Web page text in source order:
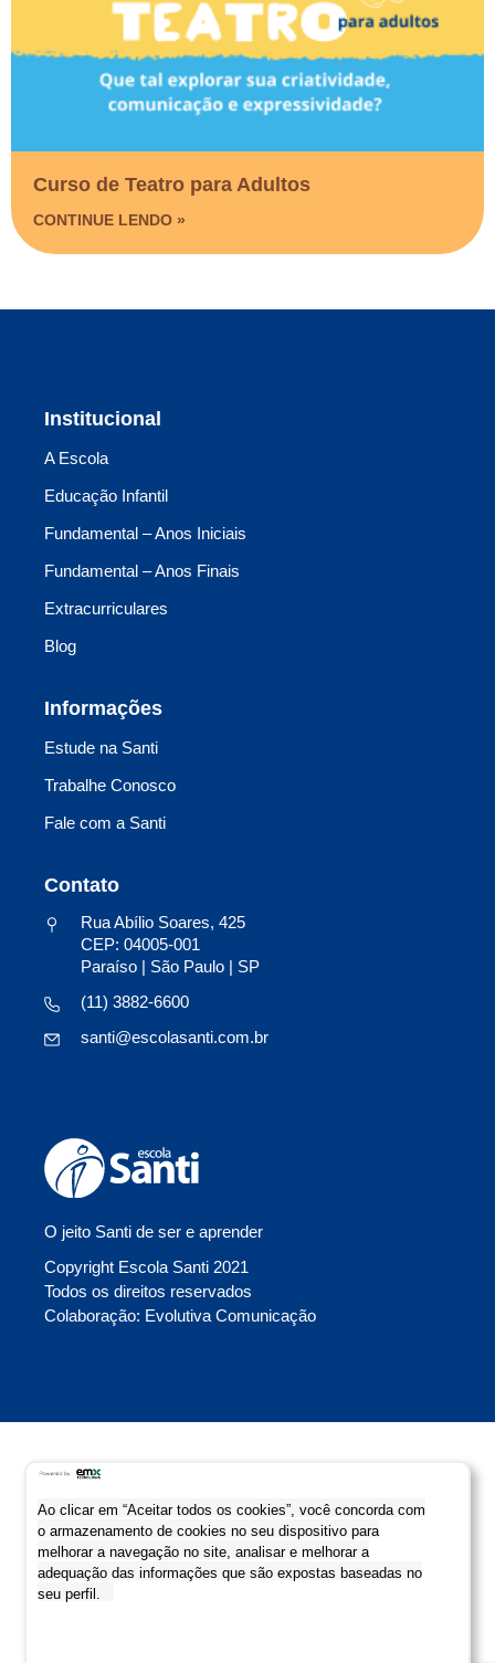
Curso de Teatro para Adultos
CONTINUE LENDO »
O jeito Santi de ser e aprender
Copyright Escola Santi 2021
Todos os direitos reservados
Colaboração: Evolutiva Comunicação
Institucional
A Escola
Educação Infantil
Fundamental – Anos Iniciais
Fundamental – Anos Finais
Extracurriculares
Blog
Informações
Estude na Santi
Trabalhe Conosco
Fale com a Santi
Contato
Rua Abílio Soares, 425
CEP: 04005-001
Paraíso | São Paulo | SP
(11) 3882-6600
santi@escolasanti.com.br
Ao clicar em “Aceitar todos os cookies”, você concorda com
o armazenamento de cookies no seu dispositivo para
melhorar a navegação no site, analisar e melhorar a
adequação das informações que são expostas baseadas no
seu perfil.